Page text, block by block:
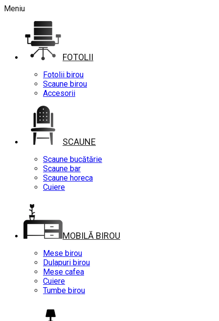
Meniu
FOTOLII
Fotolii birou
Scaune birou
Accesorii
SCAUNE
Scaune bucătărie
Scaune bar
Scaune horeca
Cuiere
MOBILĂ BIROU
Mese birou
Dulapuri birou
Mese cafea
Cuiere
Tumbe birou